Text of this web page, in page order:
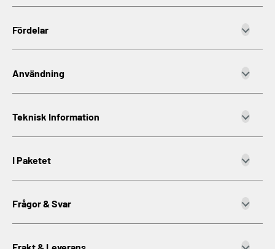
Fördelar
Användning
Teknisk Information
I Paketet
Frågor & Svar